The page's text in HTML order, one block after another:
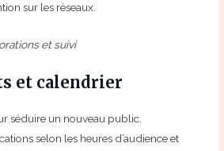
sur les réseaux.
et suivi
et calendrier
séduire un nouveau public.
selon les heures d’audience et